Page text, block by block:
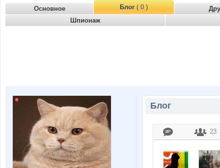
Основное Блог( 0 )
Шпионаж
Блог
23